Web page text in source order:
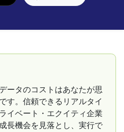
ータのコストはあなたが思
す。信頼できるリアルタイ
イベート・エクイティ企業
長機会を見落とし、実行で